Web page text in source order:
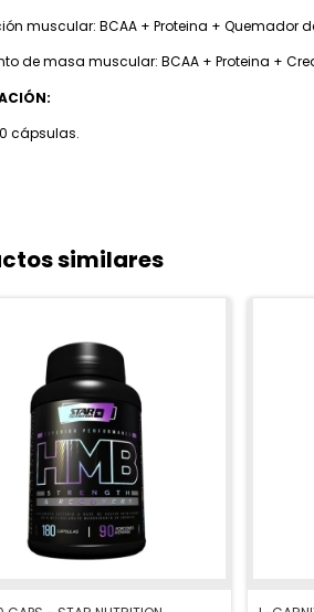
muscular: BCAA + Proteina + Quemador
de masa muscular: BCAA + Proteina +
cápsulas.​
similares